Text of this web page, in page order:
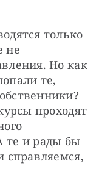
только
не
Но как
те,
проходят
те и рады бы
справляемся,